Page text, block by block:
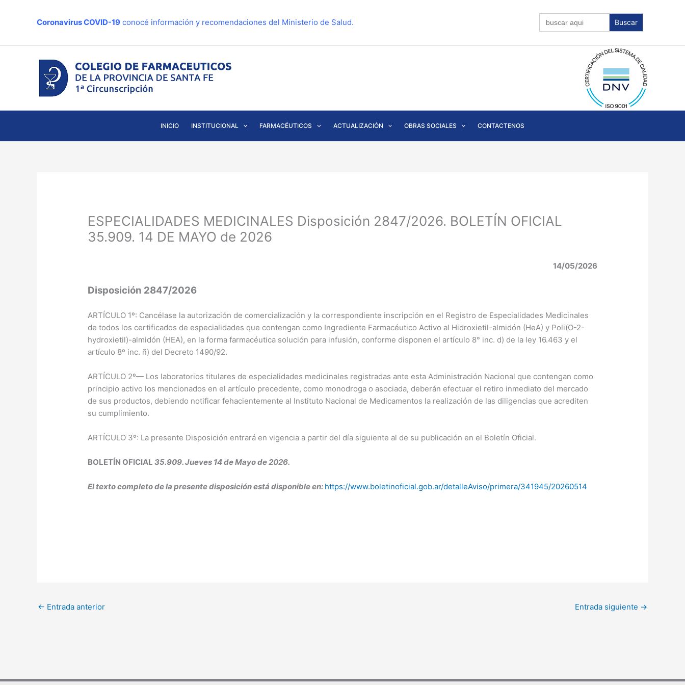
Coronavirus COVID-19 conocé información y recomendaciones del Ministerio de Salud.
Buscar:
INICIO INSTITUCIONAL FARMACÉUTICOS ACTUALIZACIÓN OBRAS SOCIALES CONTACTENOS
ESPECIALIDADES MEDICINALES Disposición 2847/2026. BOLETÍN OFICIAL
35.909. 14 DE MAYO de 2026
14/05/2026
Disposición 2847/2026
ARTÍCULO 1º: Cancélase la autorización de comercialización y la correspondiente inscripción en el Registro de Especialidades Medicinales
de todos los certificados de especialidades que contengan como Ingrediente Farmacéutico Activo al Hidroxietil-almidón (HeA) y Poli(O-2-
hydroxietil)-almidón (HEA), en la forma farmacéutica solución para infusión, conforme disponen el artículo 8° inc. d) de la ley 16.463 y el
artículo 8º inc. ñ) del Decreto 1490/92.
ARTÍCULO 2º— Los laboratorios titulares de especialidades medicinales registradas ante esta Administración Nacional que contengan como
principio activo los mencionados en el artículo precedente, como monodroga o asociada, deberán efectuar el retiro inmediato del mercado
de sus productos, debiendo notificar fehacientemente al Instituto Nacional de Medicamentos la realización de las diligencias que acrediten
su cumplimiento.
ARTÍCULO 3º: La presente Disposición entrará en vigencia a partir del día siguiente al de su publicación en el Boletín Oficial.
BOLETÍN OFICIAL 35.909. Jueves 14 de Mayo de 2026.
El texto completo de la presente disposición está disponible en: https://www.boletinoficial.gob.ar/detalleAviso/primera/341945/20260514
← Entrada anterior Entrada siguiente →